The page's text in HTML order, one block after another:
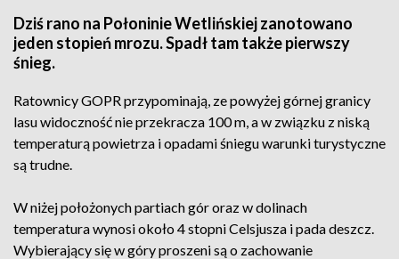
Dziś rano na Połoninie Wetlińskiej zanotowano
jeden stopień mrozu. Spadł tam także pierwszy
śnieg.
Ratownicy GOPR przypominają, ze powyżej górnej granicy
lasu widoczność nie przekracza 100 m, a w związku z niską
temperaturą powietrza i opadami śniegu warunki turystyczne
są trudne.
W niżej położonych partiach gór oraz w dolinach
temperatura wynosi około 4 stopni Celsjusza i pada deszcz.
Wybierający się w góry proszeni są o zachowanie